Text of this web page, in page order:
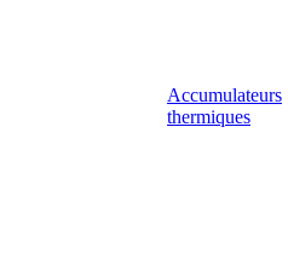
Accumulateurs
thermiques